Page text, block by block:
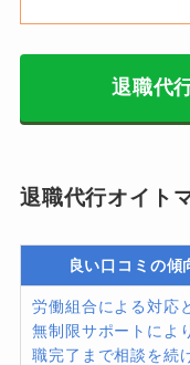
退職代
退職代行オイト
良い口コミの傾
労働組合による対応
無制限サポートによ
職完了まで相談を続